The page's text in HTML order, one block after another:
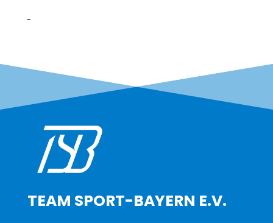
TEAM SPORT-BAYERN E.V.